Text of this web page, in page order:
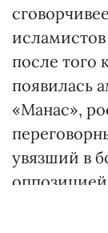
после того
появилась
«Манас»,
увязший в